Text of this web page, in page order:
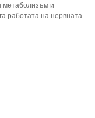
метаболизъм и
работата на нервната